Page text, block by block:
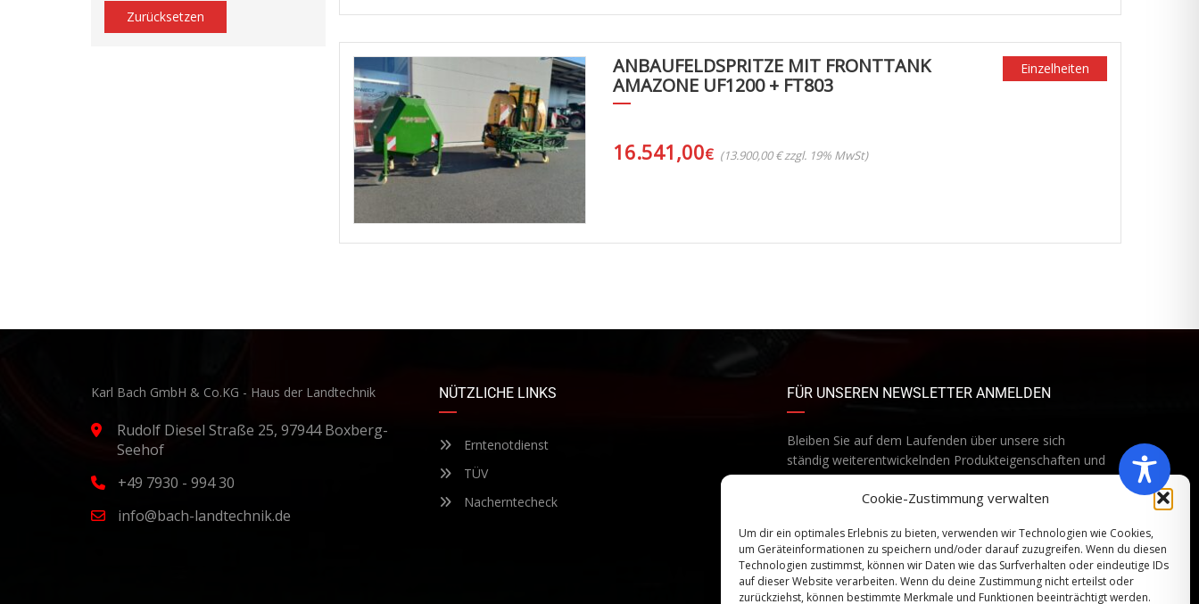
Cookie-Zustimmung verwalten
Um dir ein optimales Erlebnis zu bieten, verwenden wir Technologien wie Cookies,
um Geräteinformationen zu speichern und/oder darauf zuzugreifen. Wenn du diesen
Technologien zustimmst, können wir Daten wie das Surfverhalten oder eindeutige IDs
auf dieser Website verarbeiten. Wenn du deine Zustimmung nicht erteilst oder
zurückziehst, können bestimmte Merkmale und Funktionen beeinträchtigt werden.
Zurücksetzen
ANBAUFELDSPRITZE MIT FRONTTANK
AMAZONE UF1200 + FT803
16.541,00€ (13.900,00 € zzgl. 19% MwSt)
Einzelheiten
Karl Bach GmbH & Co.KG - Haus der Landtechnik
Rudolf Diesel Straße 25, 97944 Boxberg-
Seehof
+49 7930 - 994 30
info@bach-landtechnik.de
NÜTZLICHE LINKS
Erntenotdienst
TÜV
Nacherntecheck
FÜR UNSEREN NEWSLETTER ANMELDEN
Bleiben Sie auf dem Laufenden über unsere sich
ständig weiterentwickelnden Produkteigenschaften und
Technologien. Geben Sie Ihre E-Mail-Adresse ein und
abonnieren Sie unseren Newsletter.
Abonnieren